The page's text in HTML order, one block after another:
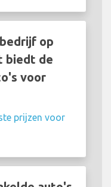
op
biedt de
voor
prijzen voor